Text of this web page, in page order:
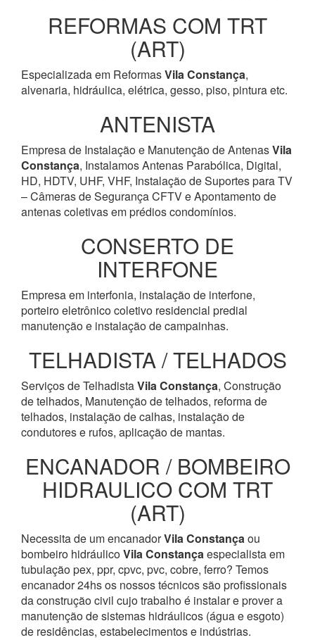
REFORMAS COM TRT
(ART)
Especializada em ReformasVila Constança,
alvenaria, hidráulica, elétrica, gesso, piso, pintura etc.
ANTENISTA
Empresa de Instalação e Manutenção de AntenasVila
Constança, Instalamos Antenas Parabólica, Digital,
HD, HDTV, UHF, VHF, Instalação de Suportes para TV
– Câmeras de Segurança CFTV e Apontamento de
antenas coletivas em prédios condomínios.
CONSERTO DE
INTERFONE
Empresa em interfonia, instalação de interfone,
porteiro eletrônico coletivo residencial predial
manutenção e instalação de campainhas.
TELHADISTA / TELHADOS
Serviços de TelhadistaVila Constança, Construção
de telhados, Manutenção de telhados, reforma de
telhados, instalação de calhas, instalação de
condutores e rufos, aplicação de mantas.
ENCANADOR / BOMBEIRO
HIDRAULICO COM TRT
(ART)
Necessita de um encanadorVila Constançaou
bombeiro hidráulicoVila Constançaespecialista em
tubulação pex, ppr, cpvc, pvc, cobre, ferro? Temos
encanador 24hs os nossos técnicos são profissionais
da construção civil cujo trabalho é instalar e prover a
manutenção de sistemas hidráulicos (água e esgoto)
de residências, estabelecimentos e indústrias.